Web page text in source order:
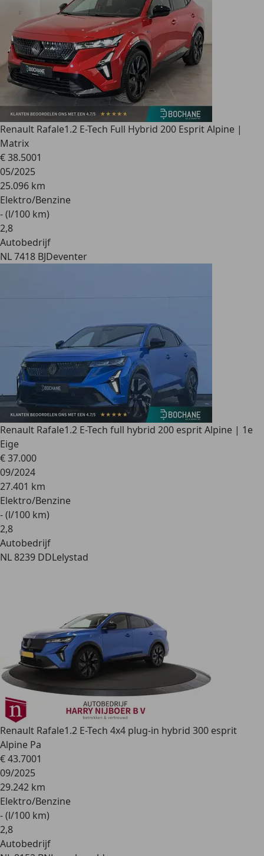
Renault Rafale1.2 E-Tech Full Hybrid 200 Esprit Alpine |
Matrix
€ 38.5001
05/2025
25.096 km
Elektro/Benzine
- (l/100 km)
2,8
Autobedrijf
NL 7418 BJDeventer
Renault Rafale1.2 E-Tech full hybrid 200 esprit Alpine | 1e
Eige
€ 37.000
09/2024
27.401 km
Elektro/Benzine
- (l/100 km)
2,8
Autobedrijf
NL 8239 DDLelystad
Renault Rafale1.2 E-Tech 4x4 plug-in hybrid 300 esprit
Alpine Pa
€ 43.7001
09/2025
29.242 km
Elektro/Benzine
- (l/100 km)
2,8
Autobedrijf